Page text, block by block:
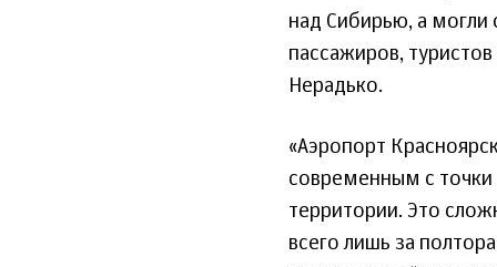
над Сибирью, а могли
пассажиров,
Нерадько.
«Аэропорт
современным с точки
территории. Это
всего лишь за